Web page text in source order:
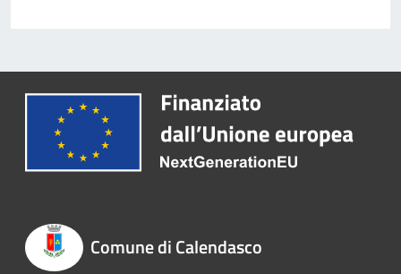
Comune di Calendasco